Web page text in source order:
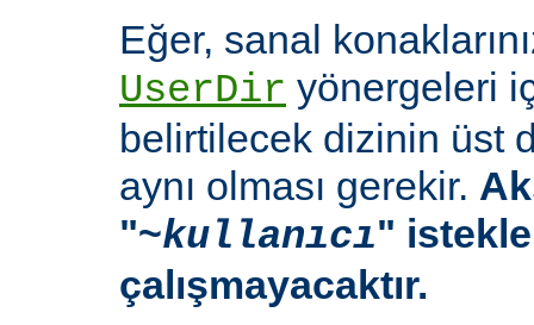
Eğer, sanal
UserDir yönergeleri
belirtilecek dizinin üst
aynı olması gerekir.
"~kullanıcı"
çalışmayacaktır.